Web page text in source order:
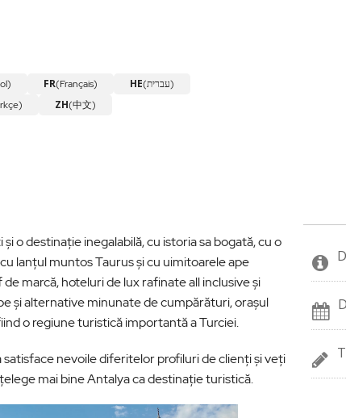
FR(Français) HE (עברית)
ZH(中文)
o destinație inegalabilă, cu istoria sa bogată, cu o
lanțul muntos Taurus și cu uimitoarele ape
marcă, hoteluri de lux rafinate all inclusive și
și alternative minunate de cumpărături, orașul
o regiune turistică importantă a Turciei.
nevoile diferitelor profiluri de clienți și veți
mai bine Antalya ca destinație turistică.